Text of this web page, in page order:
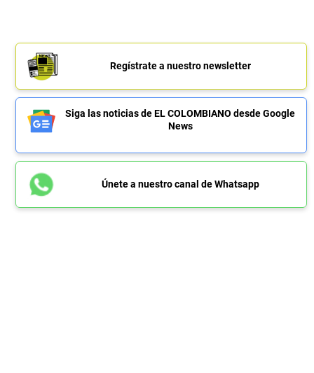
Regístrate a nuestro newsletter
Siga las noticias de EL COLOMBIANO desde Google
News
Únete a nuestro canal de Whatsapp